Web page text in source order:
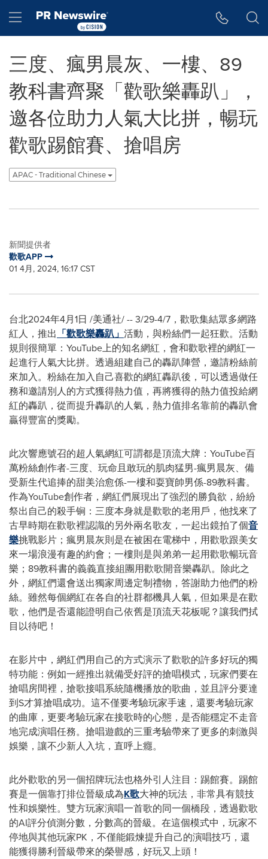
Hamburger menu
三度、瘋男晨灰、一樓、89
教科書齊聚「歡歌樂轟趴」，
邀各位助力人氣大比拼，暢玩
歡歌踢館賽、搶唱房
APAC - Traditional Chinese
新聞提供者
歡歌APP
01 4月, 2024, 16:17 CST
台北2024年4月1日 /美通社/ --3/29-4/7 ，歡歌集結眾多網路
紅人，推出 「歡歌樂轟趴」 活動，與粉絲們一起狂歡。活動
規則很簡單：YouTube上的知名網紅，會和歡歌裡的網紅一
起進行人氣大比拼。透過組建自己的轟趴陣營，邀請粉絲前
來加入。粉絲在加入自己喜歡的網紅轟趴後，可以透過做任
務和邀請別人的方式獲得熱力值，再將獲得的熱力值投給網
紅的轟趴，從而提升轟趴的人氣，熱力值排名靠前的轟趴會
贏得豐富的獎勵。
此次響應號召的超人氣網紅可謂都是頂流大牌：YouTube百
萬粉絲創作者-三度、玩命且敢玩的肌肉猛男-瘋男晨灰、備
受新生代追捧的甜美治愈係-一樓和耍寶帥男係-89教科書。
作為YouTube創作者，網紅們展現出了強烈的勝負欲，紛紛
祭出自己的殺手锏：三度本身就是歡歌的老用戶，他找來了
古早時期在歡歌裡認識的另外兩名歌友，一起出鏡拍了個音
樂挑戰影片；瘋男晨灰則是在被困在電梯中，用歡歌跟美女
來一場浪漫有趣的約會；一樓則是與弟弟一起用歡歌暢玩音
樂；89教科書的義義直接組團用歡歌開音樂轟趴。除此之
外，網紅們還會送出獨家周邊定制禮物，答謝助力他們的粉
絲。雖然每個網紅在各自的社群都機具人氣，但如果是在歡
歌，他們是否還能證明自己依舊是頂流天花板呢？讓我們拭
目以待吧！
在影片中，網紅們用自己的方式演示了歡歌的許多好玩的獨
特功能：例如一經推出就備受好評的搶唱模式，玩家們要在
搶唱房間裡，搶歌接唱系統隨機播放的歌曲，並且評分要達
到S才算搶唱成功。這不僅要考驗玩家手速，還要考驗玩家
的曲庫，更要考驗玩家在接歌時的心態，是否能穩定不走音
地完成演唱任務。搶唱遊戲的三重考驗帶來了更多的刺激與
娛樂，讓不少新人入坑，直呼上癮。
此外歡歌的另一個招牌玩法也格外引人注目：踢館賽。踢館
賽是一個靠打排位晉級成為K歌大神的玩法，非常具有競技
性和娛樂性。雙方玩家演唱一首歌的同一個橋段，透過歡歌
的AI評分偵測分數，分數高的晉級。在這個模式中，玩家不
停地與其他玩家PK，不僅能鍛煉提升自己的演唱技巧，還
能獲得勝利晉級帶來的榮譽感，好玩又上頭！